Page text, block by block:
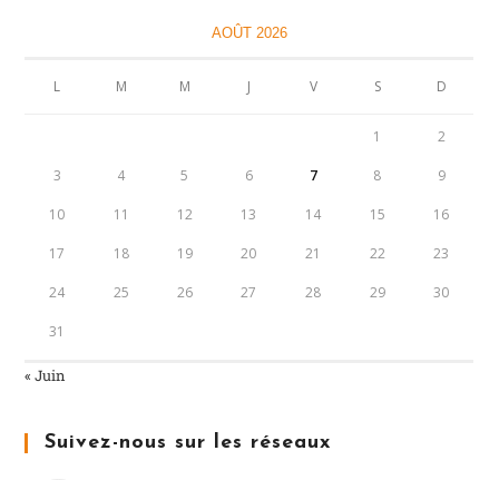
AOÛT 2026
L M M J V S D
1 2
3 4 5 6 7 8 9
10 11 12 13 14 15 16
17 18 19 20 21 22 23
24 25 26 27 28 29 30
31
« Juin
Suivez-nous sur les réseaux